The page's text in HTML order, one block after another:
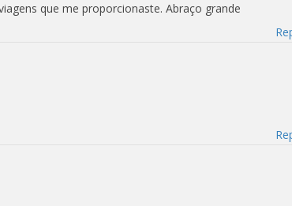
que me proporcionaste. Abraço grande